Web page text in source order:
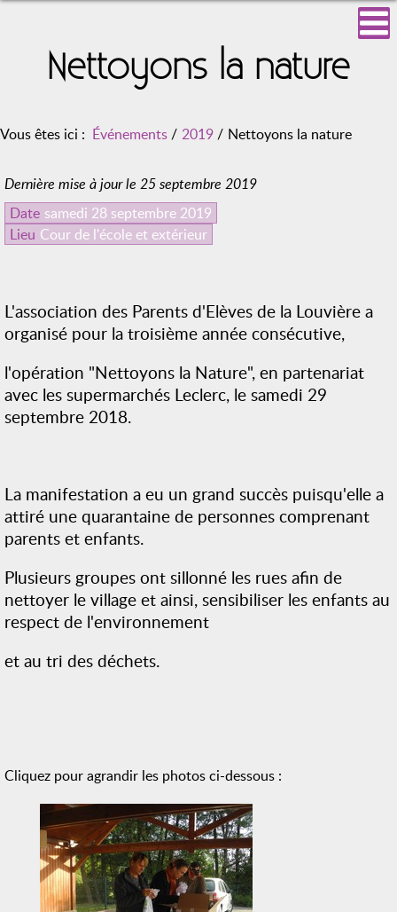
Nettoyons la nature
Vous êtes ici : Événements / 2019 / Nettoyons la nature
Dernière mise à jour le 25 septembre 2019
Date samedi 28 septembre 2019
Lieu Cour de l'école et extérieur
L'association des Parents d'Elèves de la Louvière a
organisé pour la troisième année consécutive,
l'opération "Nettoyons la Nature", en partenariat
avec les supermarchés Leclerc, le samedi 29
septembre 2018.
La manifestation a eu un grand succès puisqu'elle a
attiré une quarantaine de personnes comprenant
parents et enfants.
Plusieurs groupes ont sillonné les rues afin de
nettoyer le village et ainsi, sensibiliser les enfants au
respect de l'environnement
et au tri des déchets.
Cliquez pour agrandir les photos ci-dessous :